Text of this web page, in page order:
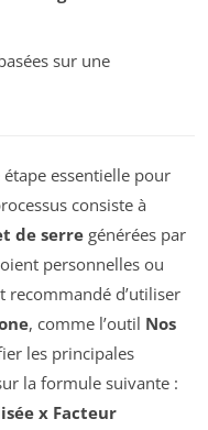
sur une
étape essentielle pour
consiste à
de serre générées par
personnelles ou
recommandé d’utiliser
, comme l’outil Nos
les principales
la formule suivante :
x Facteur